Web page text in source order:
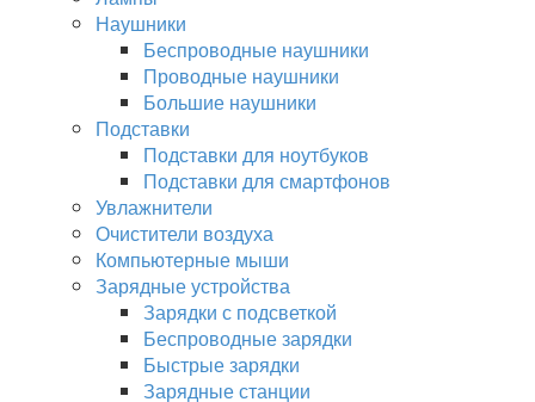
Наушники
Беспроводные наушники
Проводные наушники
Большие наушники
Подставки
Подставки для ноутбуков
Подставки для смартфонов
Увлажнители
Очистители воздуха
Компьютерные мыши
Зарядные устройства
Зарядки с подсветкой
Беспроводные зарядки
Быстрые зарядки
Зарядные станции